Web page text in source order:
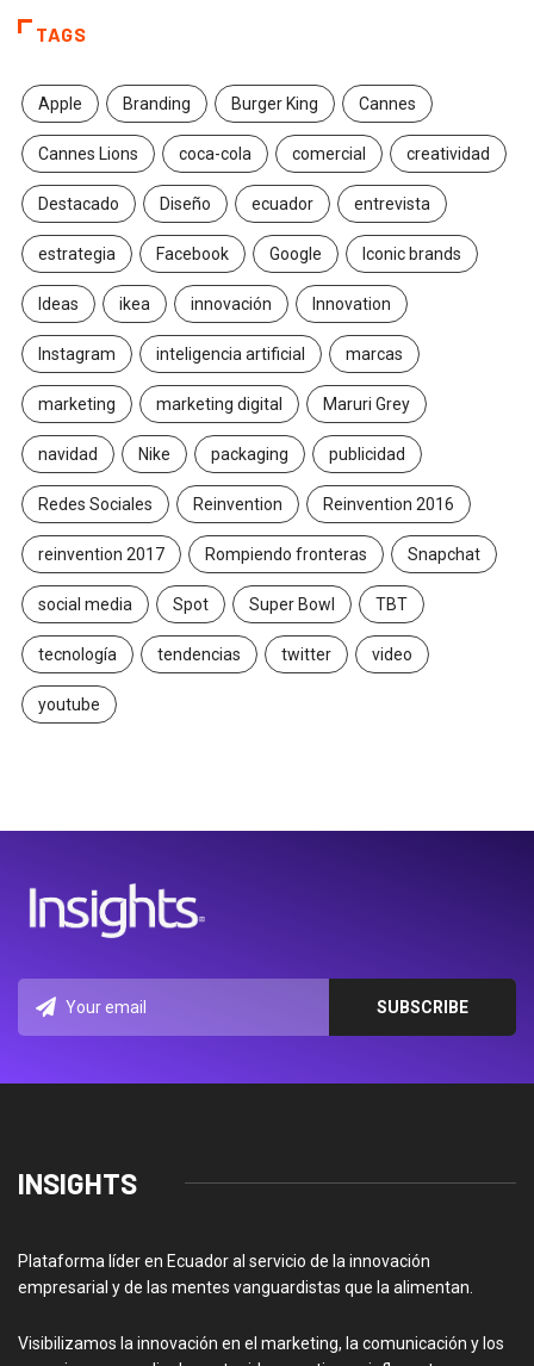
TAGS
Apple Branding Burger King Cannes
Cannes Lions coca-cola comercial creatividad
Destacado Diseño ecuador entrevista
estrategia Facebook Google Iconic brands
Ideas ikea innovación Innovation
Instagram inteligencia artificial marcas
marketing marketing digital Maruri Grey
navidad Nike packaging publicidad
Redes Sociales Reinvention Reinvention 2016
reinvention 2017 Rompiendo fronteras Snapchat
social media Spot Super Bowl TBT
tecnología tendencias twitter video
youtube
INSIGHTS
Plataforma líder en Ecuador al servicio de la innovación
empresarial y de las mentes vanguardistas que la alimentan.
Visibilizamos la innovación en el marketing, la comunicación y los